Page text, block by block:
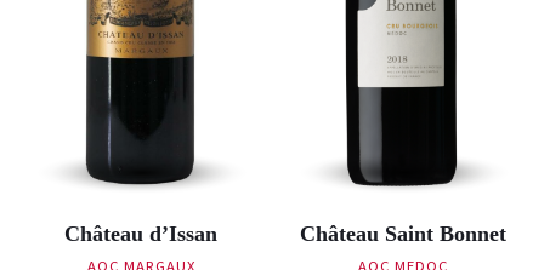
Château d’Issan
AOC MARGAUX
Château Saint Bonnet
AOC MEDOC